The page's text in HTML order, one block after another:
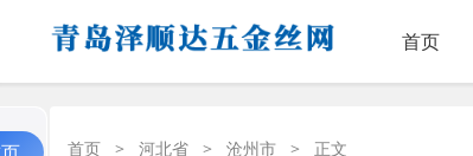
首页
首页 > 河北省 > 沧州市 > 正文